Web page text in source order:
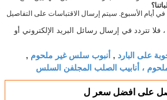
طلبك خلال 24 ساعة في أيام الأسبوع. سيتم إرسال الاقتباسات على التفاصيل
تتردد في إرسال رسائل البريد الإلكتروني أو
على البارد , أنبوب سلس غير ملحوم ,
ملحوم ، أنابيب الصلب المجلفن السلس
على افضل سعر ل